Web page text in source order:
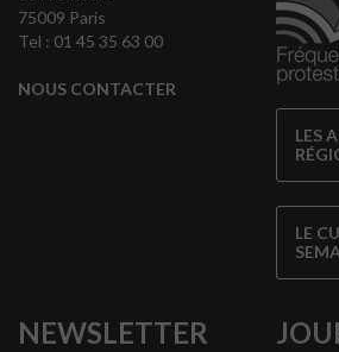
75009 Paris
Tel : 01 45 35 63 00
NOUS CONTACTER
LES
LE
NEWSLETTER